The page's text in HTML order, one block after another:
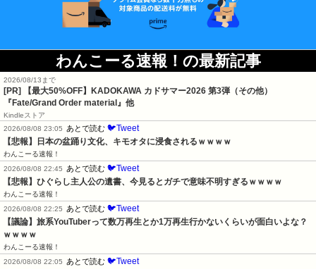
わんこーる速報！の最新記事
2026/08/13まで
[PR]
【最大50%OFF】KADOKAWA カドサマー2026 第3弾（その他）
『Fate/Grand Order material』他
Kindleストア
2026/08/08 23:05
あとで読む 🐦Tweet
【悲報】日本の盆踊り文化、キモオタに浸食されるｗｗｗｗ
わんこーる速報！
2026/08/08 22:45
あとで読む 🐦Tweet
【悲報】ひぐらし主人公の遺書、今見るとガチで意味不明すぎるｗｗｗｗ
わんこーる速報！
2026/08/08 22:25
あとで読む 🐦Tweet
【議論】旅系YouTuberって数万再生とか1万再生行かないくらいが面白いよな？
ｗｗｗｗ
わんこーる速報！
2026/08/08 22:05
あとで読む 🐦Tweet